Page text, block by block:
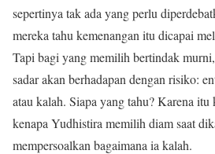
sepertinya tak ada yang perlu
mereka tahu kemenangan itu dicapai
Tapi bagi yang memilih bertindak
sadar akan berhadapan dengan risiko:
atau kalah. Siapa yang tahu? Karena
kenapa Yudhistira memilih diam saat
mempersoalkan bagaimana ia kalah.